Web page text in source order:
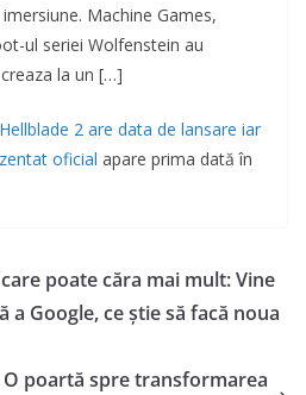
Machine Games,
ul seriei Wolfenstein au
la un […]
2 are data de lansare iar
oficial apare prima dată în
poate căra mai mult: Vine
a Google, ce știe să facă noua
O poartă spre transformarea